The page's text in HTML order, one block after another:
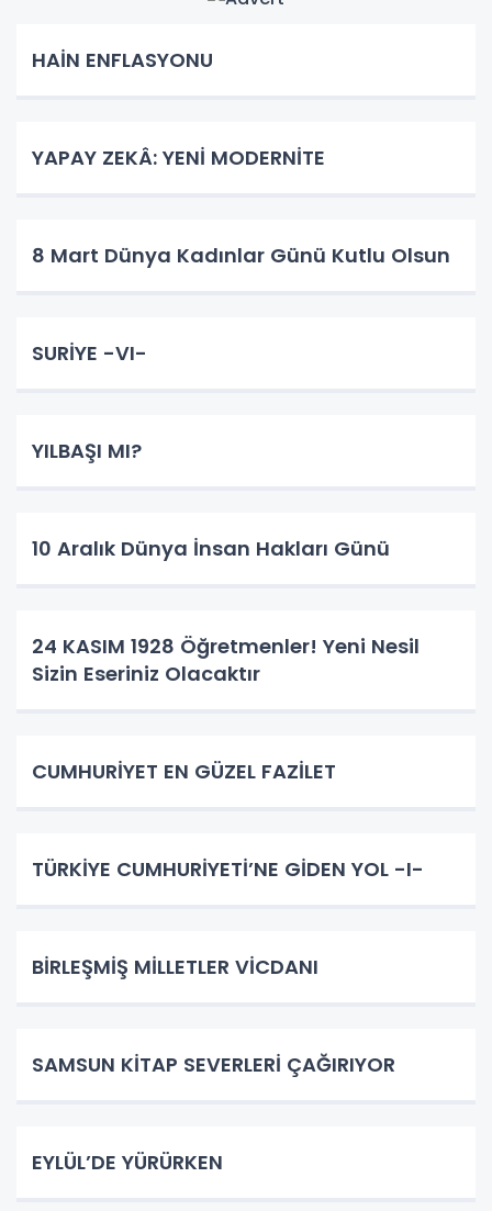
HAİN ENFLASYONU
YAPAY ZEKÂ: YENİ MODERNİTE
8 Mart Dünya Kadınlar Günü Kutlu Olsun
SURİYE -VI-
YILBAŞI MI?
10 Aralık Dünya İnsan Hakları Günü
24 KASIM 1928 Öğretmenler! Yeni Nesil
Sizin Eseriniz Olacaktır
CUMHURİYET EN GÜZEL FAZİLET
TÜRKİYE CUMHURİYETİ’NE GİDEN YOL -I-
BİRLEŞMİŞ MİLLETLER VİCDANI
SAMSUN KİTAP SEVERLERİ ÇAĞIRIYOR
EYLÜL’DE YÜRÜRKEN